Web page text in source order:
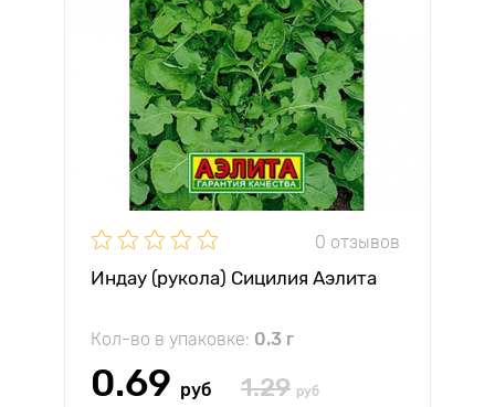
0 отзывов
Индау (рукола) Сицилия Аэлита
Кол-во в упаковке: 0.3 г
0.69 руб 1.29 руб